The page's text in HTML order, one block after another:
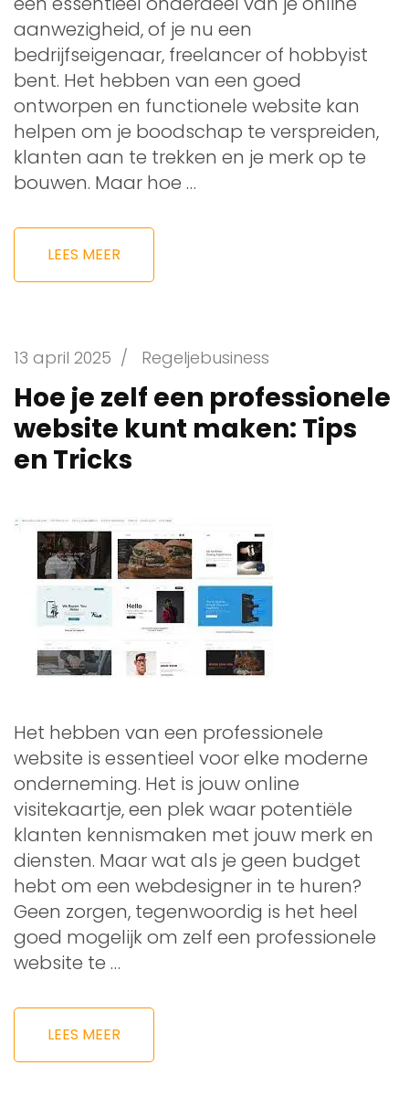
aanwezigheid, of je nu een
bedrijfseigenaar, freelancer of hobbyist
bent. Het hebben van een goed
ontworpen en functionele website kan
helpen om je boodschap te verspreiden,
klanten aan te trekken en je merk op te
bouwen. Maar hoe …
LEES MEER
13 april 2025 / Regeljebusiness
Hoe je zelf een professionele
website kunt maken: Tips
en Tricks
Het hebben van een professionele
website is essentieel voor elke moderne
onderneming. Het is jouw online
visitekaartje, een plek waar potentiële
klanten kennismaken met jouw merk en
diensten. Maar wat als je geen budget
hebt om een webdesigner in te huren?
Geen zorgen, tegenwoordig is het heel
goed mogelijk om zelf een professionele
website te …
LEES MEER